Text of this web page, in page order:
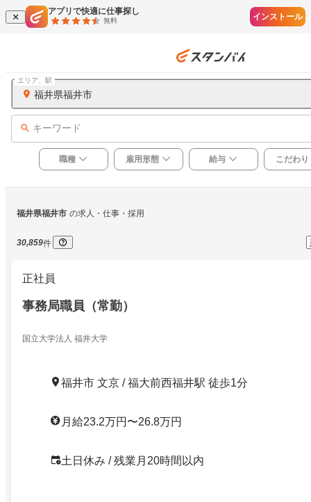
アプリで快適に仕事探し
無料 インストール
福井県福井市
エリア、駅
キーワード
職種 雇用形態 給与 こだわり
福井県福井市 の求人・仕事・採用
30,859件
正社員
事務局職員（常勤）
国立大学法人 福井大学
福井市 文京 / 福大前西福井駅 徒歩1分
月給23.2万円〜26.8万円
土日休み / 残業月20時間以内